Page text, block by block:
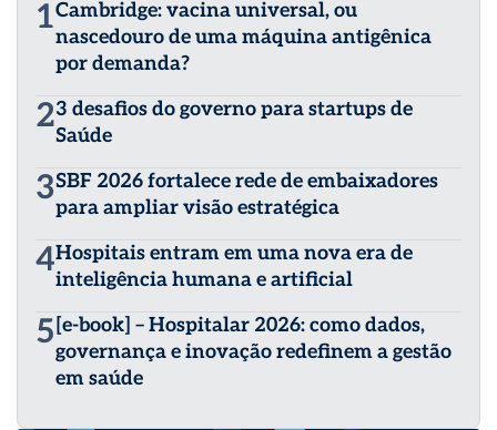
1Cambridge: vacina universal, ou
nascedouro de uma máquina antigênica
por demanda?
23 desafios do governo para startups de
Saúde
3SBF 2026 fortalece rede de embaixadores
para ampliar visão estratégica
4Hospitais entram em uma nova era de
inteligência humana e artificial
5 [e-book] – Hospitalar 2026: como dados,
governança e inovação redefinem a gestão
em saúde